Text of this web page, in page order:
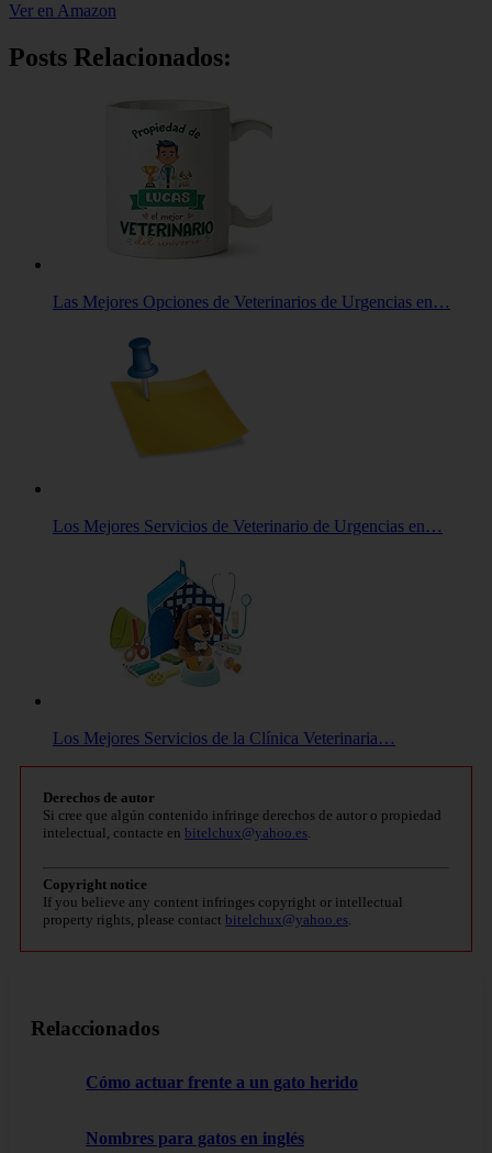
Ver en Amazon
Posts Relacionados:
Las Mejores Opciones de Veterinarios de Urgencias en…
Los Mejores Servicios de Veterinario de Urgencias en…
Los Mejores Servicios de la Clínica Veterinaria…
Derechos de autor
Si cree que algún contenido infringe derechos de autor o propiedad
intelectual, contacte en bitelchux@yahoo.es.
Copyright notice
If you believe any content infringes copyright or intellectual
property rights, please contact bitelchux@yahoo.es.
Relaccionados
Cómo actuar frente a un gato herido
Nombres para gatos en inglés